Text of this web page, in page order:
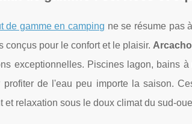
de gamme en camping ne se résume pas
conçus pour le confort et le plaisir.
exceptionnelles. Piscines lagon, bains
profiter de l'eau peu importe la saison.
et relaxation sous le doux climat du sud-